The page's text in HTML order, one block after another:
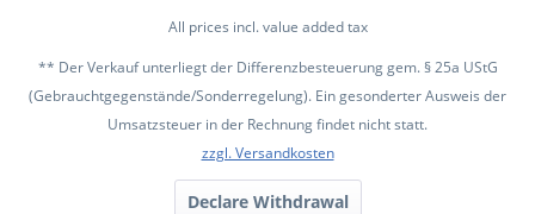
All prices incl. value added tax
** Der Verkauf unterliegt der Differenzbesteuerung gem. § 25a UStG
(Gebrauchtgegenstände/Sonderregelung). Ein gesonderter Ausweis der
Umsatzsteuer in der Rechnung findet nicht statt.
zzgl. Versandkosten
Declare Withdrawal